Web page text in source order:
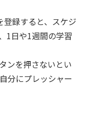
録すると、スケジ
1日や1週間の学習
ンを押さないとい
分にプレッシャー